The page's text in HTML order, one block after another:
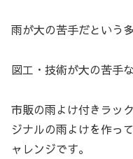
雨が大の苦手だという多
図工・技術が大の苦手な
市販の雨よけ付きラッ
ジナルの雨よけを作っ
ャレンジです。